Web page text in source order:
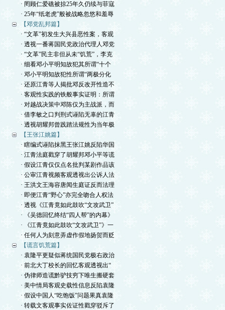
· 罔顾仁爱礁被掠25年久仍续与菲寇
· 25年“纸老虎”般被战略忽悠和羞辱
【邓党乱邦篇】
· “文革”初发生大兴县恶性案，客观
· 透视一番蒋国民党政治代理人邓党
· “文革”民主非但从未“饥荒”，李克
· 细看邓小平明知故犯其所谓“十个
· 邓小平明知故犯性所谓“两极分化
· 还原江青等人揭批邓反改开性造不
· 客观性实践的铁般事实证明：所谓
· 对越战决策中邓陈仅为主战派，而
· 借李敏之口判刑式诬陷无辜的江青
· 透视胡耀邦曾践踏法规性为当年极
【王张江姚篇】
· 瞎编式诬陷抹黑王张江姚反陷华国
· 江青法庭戳穿了胡耀邦邓小平等谎
· 假设江青仅仅点名批判某剧作品该
· 公审江青视频客观透视出公诉人法
· 王洪文王海容唐闻生庭证反而法理
· 即便江青“野心”亦完全吻合人权法
· 透视《江青竟如此鼓吹“文攻武卫”
· 《吴德回忆终结“四人帮”的内幕》
· 《江青竟如此鼓吹“文攻武卫”》一
· 任何人为刻意弄虚作假地扬贺而贬
【谎言饥荒篇】
· 袁隆平更疑似蒋统国民党极右政治
· 前北大丁校长的回忆客观透视出“
· 伪律师造谎黔驴技穷下唯生搬硬套
· 美中情局客观史载性信息反陷袁隆
· 假设中国人“吃饱饭”问题果真袁隆
· 转载文客观事实佐证性戳穿驳斥了